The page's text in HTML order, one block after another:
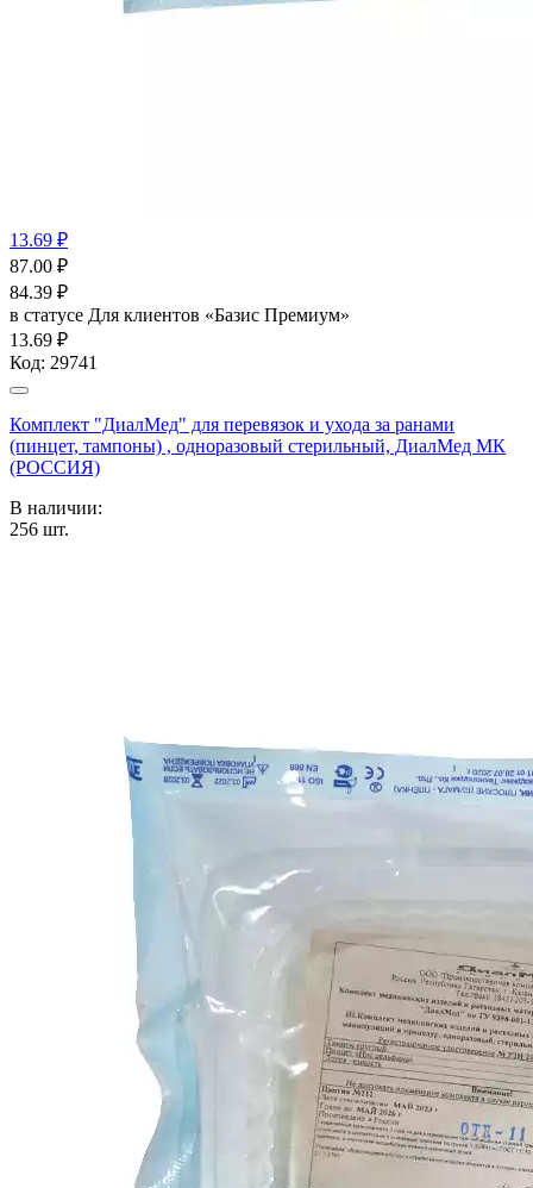
13.69 ₽
87.00 ₽
84.39 ₽
в статусе Для клиентов «Базис Премиум»
13.69 ₽
Код: 29741
Комплект "ДиалМед" для перевязок и ухода за ранами
(пинцет, тампоны) , одноразовый стерильный, ДиалМед МК
(РОССИЯ)
В наличии:
256 шт.